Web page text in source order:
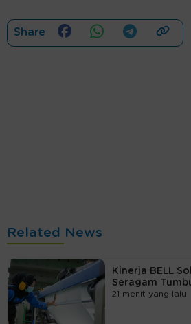
Share
Related News
Kinerja BELL
Seragam
21 menit yang lalu